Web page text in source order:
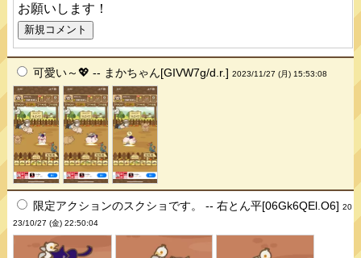
お願いします！
可愛い～💖 -- まかちゃん[GIVW7g/d.r.]2023/11/27 (月) 15:53:08
限定アクションのスクショです。 -- 右とん平[06Gk6QEl.O6]20
23/10/27 (金) 22:50:04